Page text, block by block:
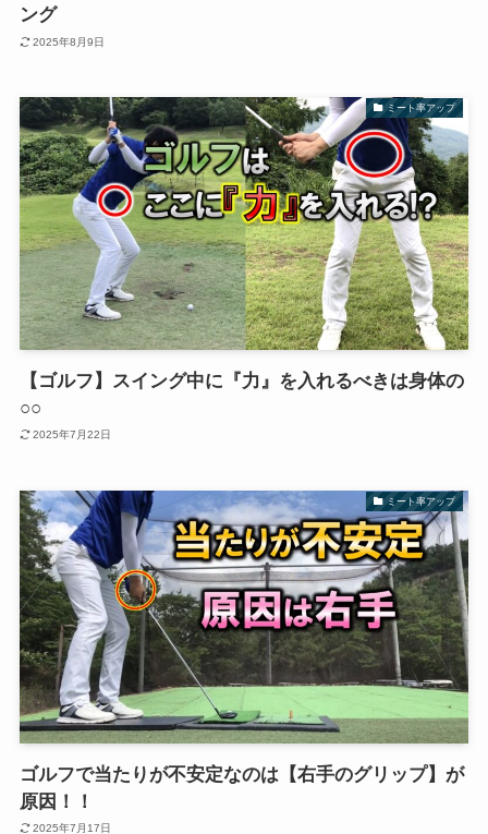
ング
2025年8月9日
ミート率アップ
【ゴルフ】スイング中に『力』を入れるべきは身体の
○○
2025年7月22日
ミート率アップ
ゴルフで当たりが不安定なのは【右手のグリップ】が
原因！！
2025年7月17日